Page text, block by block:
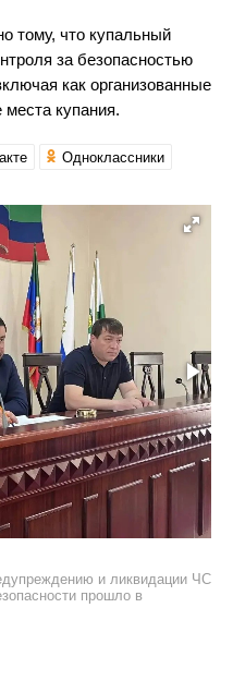
тому, что купальный
за безопасностью
как организованные
места купания.
Одноклассники
и ликвидации ЧС
прошло в